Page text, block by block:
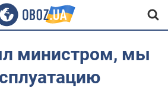
министром, мы